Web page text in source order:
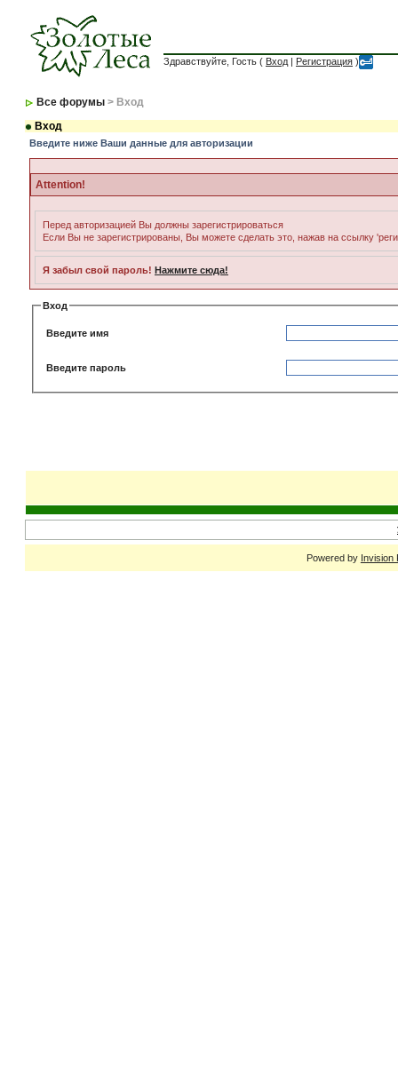
Здравствуйте, Гость ( Вход | Регистрация )
Все форумы > Вход
Вход
Введите ниже Ваши данные для авторизации
Attention!
Перед авторизацией Вы должны зарегистрироваться
Если Вы не зарегистрированы, Вы можете сделать это, нажав на ссылку
Я забыл свой пароль! Нажмите сюда!
Вход
Введите имя
Введите пароль
Powered by Invision